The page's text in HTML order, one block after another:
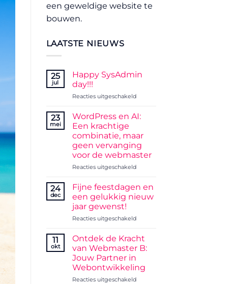
een geweldige website te
bouwen.
LAATSTE NIEUWS
25
jul
Happy SysAdmin
day!!!
Reacties uitgeschakeldvoor
SysAdmin
23
mei
WordPress en AI:
Een krachtige
combinatie, maar
geen vervanging
voor de webmaster
Reacties uitgeschakeldvoor
en
Een
combinatie,
geen
vervanging
voor
de
webmaster
24
dec
Fijne feestdagen en
een gelukkig nieuw
jaar gewenst!
Reacties uitgeschakeldvoor
feestdagen
en
een
gelukkig
nieuw
jaar
11
okt
Ontdek de Kracht
van Webmaster B:
Jouw Partner in
Webontwikkeling
Reacties uitgeschakeldvoor